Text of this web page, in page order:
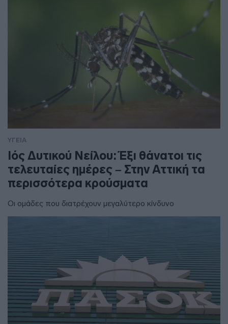
ΥΓΕΙΑ
Ιός Δυτικού Νείλου: Έξι θάνατοι τις
τελευταίες ημέρες – Στην Αττική τα
περισσότερα κρούσματα
Οι ομάδες που διατρέχουν μεγαλύτερο κίνδυνο